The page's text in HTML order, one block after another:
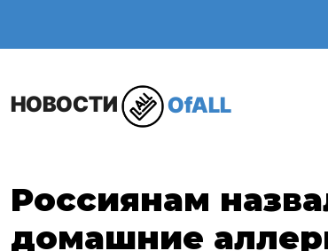
НОВОСТИ OfALL
Россиянам
домашние